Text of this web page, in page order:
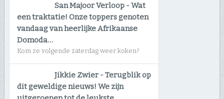
San Majoor Verloop -Wat
een traktatie! Onze toppers genoten
vandaag van heerlijke Afrikaanse
Domoda…
Kom ze volgende zaterdag weer koken?
Jikkie Zwier -Terugblik op
dit geweldige nieuws! We zijn